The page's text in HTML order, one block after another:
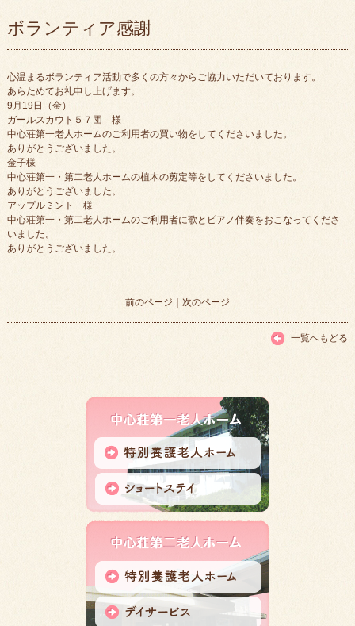
ボランティア感謝
心温まるボランティア活動で多くの方々からご協力いただいております。
あらためてお礼申し上げます。
9月19日（金）
ガールスカウト５７団 様
中心荘第一老人ホームのご利用者の買い物をしてくださいました。
ありがとうございました。
金子様
中心荘第一・第二老人ホームの植木の剪定等をしてくださいました。
ありがとうございました。
アップルミント 様
中心荘第一・第二老人ホームのご利用者に歌とピアノ伴奏をおこなってくださ
いました。
ありがとうございました。
前のページ ｜ 次のページ
一覧へもどる